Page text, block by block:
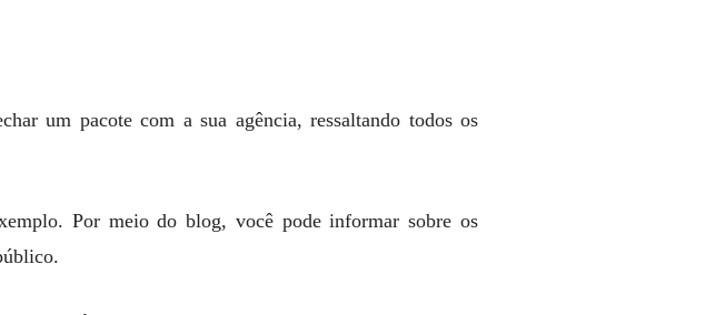
um pacote com a sua agência, ressaltando todos os
Por meio do blog, você pode informar sobre os